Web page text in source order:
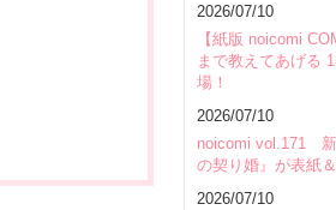
2026/07/10
【紙版 noicomi
まで教えてあげる
場！
2026/07/10
noicomi vol.171
の契り婚』が表紙
2026/07/10